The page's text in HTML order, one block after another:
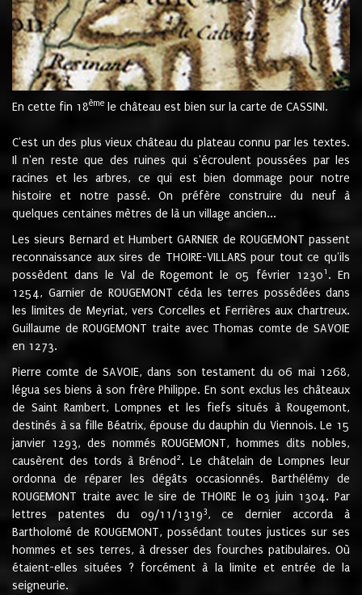
En cette fin 18ème le château est bien sur la carte de CASSINI.
C'est un des plus vieux château du plateau connu par les textes.
Il n'en reste que des ruines qui s'écroulent poussées par les
racines et les arbres, ce qui est bien dommage pour notre
histoire et notre passé. On préfère construire du neuf à
quelques centaines mètres de là un village ancien...
Les sieurs Bernard et Humbert GARNIER de ROUGEMONT passent
reconnaissance aux sires de THOIRE-VILLARS pour tout ce qu'ils
possèdent dans le Val de Rogemont le 05 février 12301 . En
1254, Garnier de ROUGEMONT céda les terres possédées dans
les limites de Meyriat, vers Corcelles et Ferrières aux chartreux.
Guillaume de ROUGEMONT traite avec Thomas comte de SAVOIE
en 1273.
Pierre comte de SAVOIE, dans son testament du 06 mai 1268,
légua ses biens à son frère Philippe. En sont exclus les châteaux
de Saint Rambert, Lompnes et les fiefs situés à Rougemont,
destinés à sa fille Béatrix, épouse du dauphin du Viennois. Le 15
janvier 1293, des nommés ROUGEMONT, hommes dits nobles,
causèrent des tords à Brénod 2. Le châtelain de Lompnes leur
ordonna de réparer les dégâts occasionnés. Barthélémy de
ROUGEMONT traite avec le sire de THOIRE le 03 juin 1304. Par
lettres patentes du 09/11/13193, ce dernier accorda à
Bartholomé de ROUGEMONT, possédant toutes justices sur ses
hommes et ses terres, à dresser des fourches patibulaires. Où
étaient-elles situées ? forcément à la limite et entrée de la
seigneurie.